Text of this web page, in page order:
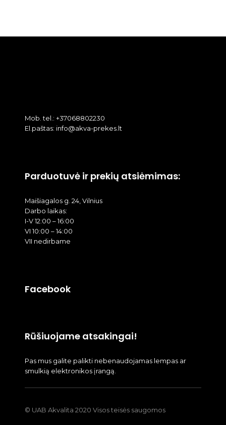
Mob. tel.: +37068802230
El.paštas: info@akva-prekes.lt
Parduotuvė ir prekių atsiėmimas:
Maišiagalos g. 24, Vilnius
Darbo laikas:
I-V 12:00 – 16:00
VI 10:00 – 14:00
VII nedirbame
Facebook
Rūšiuojame atsakingai!
Pas mus galite palikti nebenaudojamas lempas ar
smulkią elektronikos įrangą.
© UAB Akvalita 2020 Visos teisės saugomos